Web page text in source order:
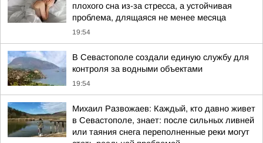
плохого сна из-за стресса, а устойчивая
проблема, длящаяся не менее месяца
19:54
В Севастополе создали единую службу для
контроля за водными объектами
19:54
Михаил Развожаев: Каждый, кто давно живет
в Севастополе, знает: после сильных ливней
или таяния снега переполненные реки могут